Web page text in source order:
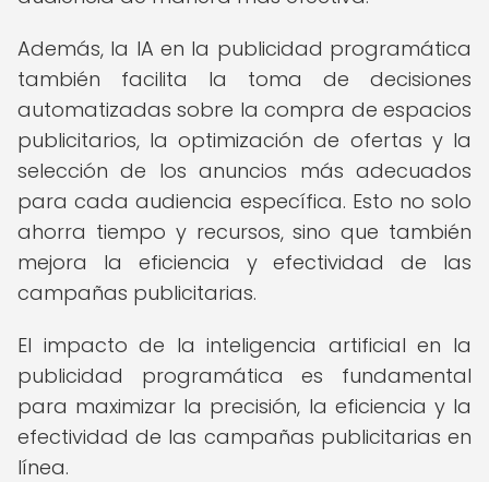
Además, la IA en la publicidad programática
también facilita la toma de decisiones
automatizadas sobre la compra de espacios
publicitarios, la optimización de ofertas y la
selección de los anuncios más adecuados
para cada audiencia específica. Esto no solo
ahorra tiempo y recursos, sino que también
mejora la eficiencia y efectividad de las
campañas publicitarias.
El impacto de la inteligencia artificial en la
publicidad programática es fundamental
para maximizar la precisión, la eficiencia y la
efectividad de las campañas publicitarias en
línea.